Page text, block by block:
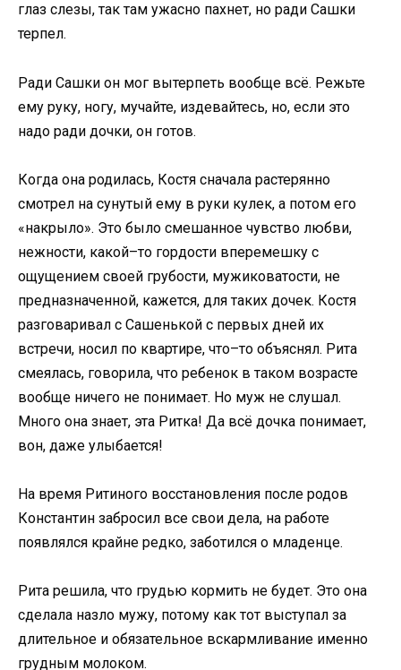
глаз слезы, так там ужасно пахнет, но ради Сашки
терпел.
Ради Сашки он мог вытерпеть вообще всё. Режьте
ему руку, ногу, мучайте, издевайтесь, но, если это
надо ради дочки, он готов.
Когда она родилась, Костя сначала растерянно
смотрел на сунутый ему в руки кулек, а потом его
«накрыло». Это было смешанное чувство любви,
нежности, какой–то гордости вперемешку с
ощущением своей грубости, мужиковатости, не
предназначенной, кажется, для таких дочек. Костя
разговаривал с Сашенькой с первых дней их
встречи, носил по квартире, что–то объяснял. Рита
смеялась, говорила, что ребенок в таком возрасте
вообще ничего не понимает. Но муж не слушал.
Много она знает, эта Ритка! Да всё дочка понимает,
вон, даже улыбается!
На время Ритиного восстановления после родов
Константин забросил все свои дела, на работе
появлялся крайне редко, заботился о младенце.
Рита решила, что грудью кормить не будет. Это она
сделала назло мужу, потому как тот выступал за
длительное и обязательное вскармливание именно
грудным молоком.